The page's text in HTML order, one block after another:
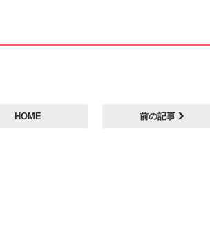
HOME 前の記事